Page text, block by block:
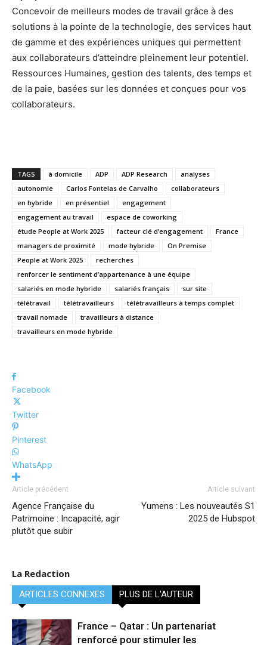
Concevoir de meilleurs modes de travail grâce à des
solutions à la pointe de la technologie, des services haut
de gamme et des expériences uniques qui permettent
aux collaborateurs d’atteindre pleinement leur potentiel.
Ressources Humaines, gestion des talents, des temps et
de la paie, basées sur les données et conçues pour vos
collaborateurs.
TAGS à domicile ADP ADP Research
analyses
autonomie
Carlos Fontelas de Carvalho
collaborateurs
en hybride
en présentiel
engagement
engagement au travail
espace de coworking
étude People at Work 2025
facteur clé d’engagement
France
managers de proximité
mode hybride
On Premise
People at Work 2025
recherches
renforcer le sentiment d’appartenance à une équipe
salariés en mode hybride
salariés français
sur site
télétravail
télétravailleurs
télétravailleurs à temps complet
travail nomade
travailleurs à distance
travailleurs en mode hybride
Facebook
Twitter
Pinterest
WhatsApp
Article précédent
Agence Française du
Patrimoine : Incapacité, agir
plutôt que subir
Article suivant
Yumens : Les nouveautés S1
2025 de Hubspot
La Redaction
ARTICLES CONNEXES PLUS DE L'AUTEUR
France – Qatar : Un partenariat
renforcé pour stimuler les